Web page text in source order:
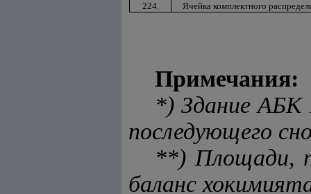
224.
Ячейка комплектного
Примечания:
*) Здание АБК
последующего
**) Площади,
баланс